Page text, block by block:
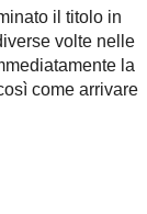
il titolo in
volte nelle
la
come arrivare